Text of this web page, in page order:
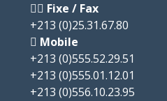
Fixe / Fax
+213 (0)25.31.67.80
Mobile
+213 (0)555.52.29.51
+213 (0)555.01.12.01
+213 (0)556.10.23.95